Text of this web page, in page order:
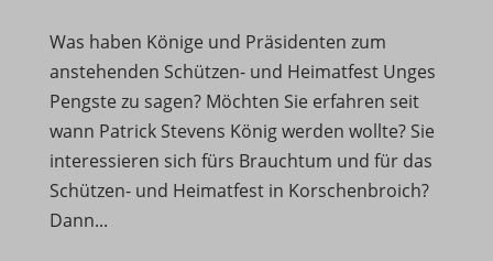
Was haben Könige und Präsidenten zum
anstehenden Schützen- und Heimatfest Unges
Pengste zu sagen? Möchten Sie erfahren seit
wann Patrick Stevens König werden wollte? Sie
interessieren sich fürs Brauchtum und für das
Schützen- und Heimatfest in Korschenbroich?
Dann...